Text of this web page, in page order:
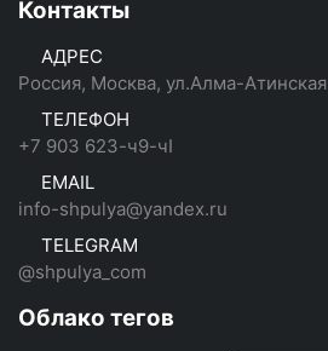
Контакты
АДРЕС
Россия, Москва, ул.Алма-Атинская
ТЕЛЕФОН
+7 903 623-ч9-чI
EMAIL
info-shpulya@yandex.ru
TELEGRAM
@shpulya_com
Облако тегов